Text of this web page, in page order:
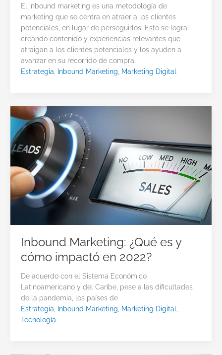
El inbound marketing es una metodología de
marketing que se centra en atraer a los clientes
potenciales, en lugar de perseguirlos. Esto se logra
creando contenido y experiencias relevantes que
atraigan a los clientes potenciales y los ayuden a
avanzar en su recorrido de compra.
Estrategia, Inbound Marketing, Marketing Digital
Inbound Marketing: ¿Qué es y
cómo impactó en 2022?
De acuerdo con el Sistema Económico
Latinoamericano y del Caribe, pese a las dificultades
de la pandemia, los países de
Estrategia, Inbound Marketing, Marketing Digital,
Tecnología